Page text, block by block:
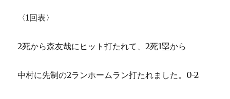
〈1回表〉
2死から森友哉にヒット打たれて、2死1塁から
中村に先制の2ランホームラン打たれました。0-2